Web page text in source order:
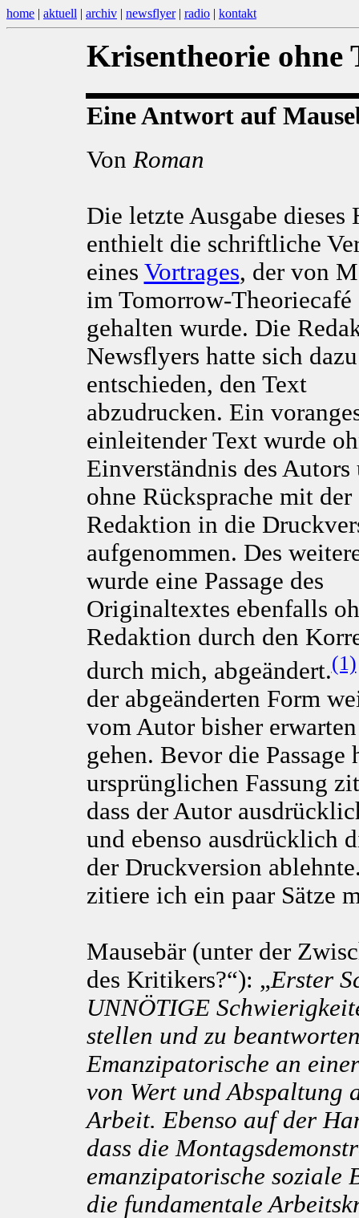
home | aktuell | archiv | newsflyer| radio | kontakt
Krisentheorie ohne
Eine Antwort auf
Von Roman
Die letzte Ausgabe dieses
enthielt die schriftliche
eines Vortrages, der von
im Tomorrow-Theoriecafé
gehalten wurde. Die
Newsflyers hatte sich dazu
entschieden, den Text
abzudrucken. Ein
einleitender Text wurde
Einverständnis des Autors
ohne Rücksprache mit der
Redaktion in die
aufgenommen. Des
wurde eine Passage des
Originaltextes ebenfalls
Redaktion durch den
durch mich, abgeändert.(1)
der abgeänderten Form
vom Autor bisher
gehen. Bevor die
ursprünglichen Fassung
dass der Autor
und ebenso ausdrücklich
der Druckversion
zitiere ich ein paar Sätze
Mausebär (unter der
des Kritikers?“): „Erster
UNNÖTIGE
stellen und zu
Emanzipatorische an
von Wert und Abspaltung
Arbeit. Ebenso auf der
dass die
emanzipatorische soziale
die fundamentale